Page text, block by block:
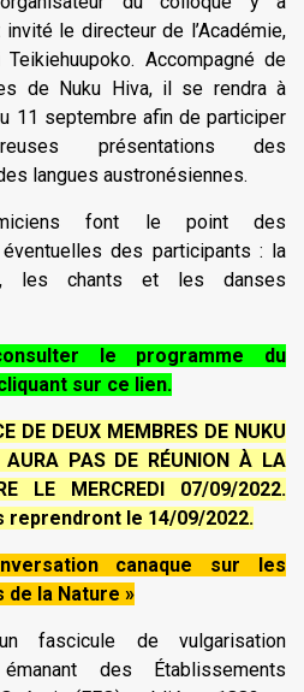
le directeur de l’Académie,
Accompagné de
de Nuku Hiva, il se rendra à
11 septembre afin de participer
présentations des
langues austronésiennes.
font le point des
des participants : la
les chants et les danses
le programme du
sur ce lien.
DE DEUX MEMBRES DE NUKU
AURA PAS DE RÉUNION À LA
LE MERCREDI 07/09/2022.
reprendront le 14/09/2022.
canaque sur les
de la Nature »
fascicule de vulgarisation
des Établissements